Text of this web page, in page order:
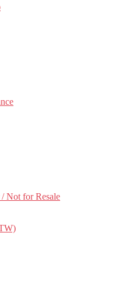
Not for Resale